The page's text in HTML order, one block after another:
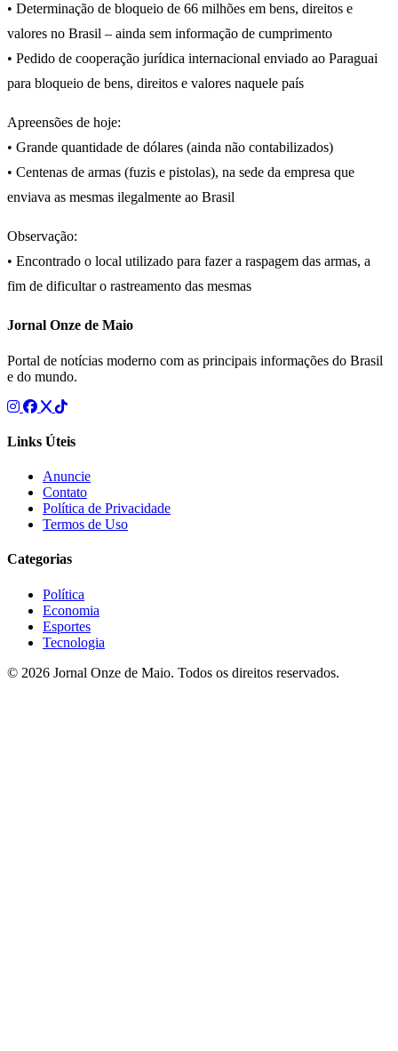
• Determinação de bloqueio de 66 milhões em bens, direitos e
valores no Brasil – ainda sem informação de cumprimento
• Pedido de cooperação jurídica internacional enviado ao Paraguai
para bloqueio de bens, direitos e valores naquele país
Apreensões de hoje:
• Grande quantidade de dólares (ainda não contabilizados)
• Centenas de armas (fuzis e pistolas), na sede da empresa que
enviava as mesmas ilegalmente ao Brasil
Observação:
• Encontrado o local utilizado para fazer a raspagem das armas, a
fim de dificultar o rastreamento das mesmas
Jornal Onze de Maio
Portal de notícias moderno com as principais informações do Brasil
e do mundo.
Links Úteis
Anuncie
Contato
Política de Privacidade
Termos de Uso
Categorias
Política
Economia
Esportes
Tecnologia
© 2026 Jornal Onze de Maio. Todos os direitos reservados.